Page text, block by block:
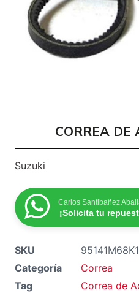
CORREA DE
Suzuki
Carlos Santibañez
¡Solicita tu
SKU
Categoría
Correa
Tag
Correa de